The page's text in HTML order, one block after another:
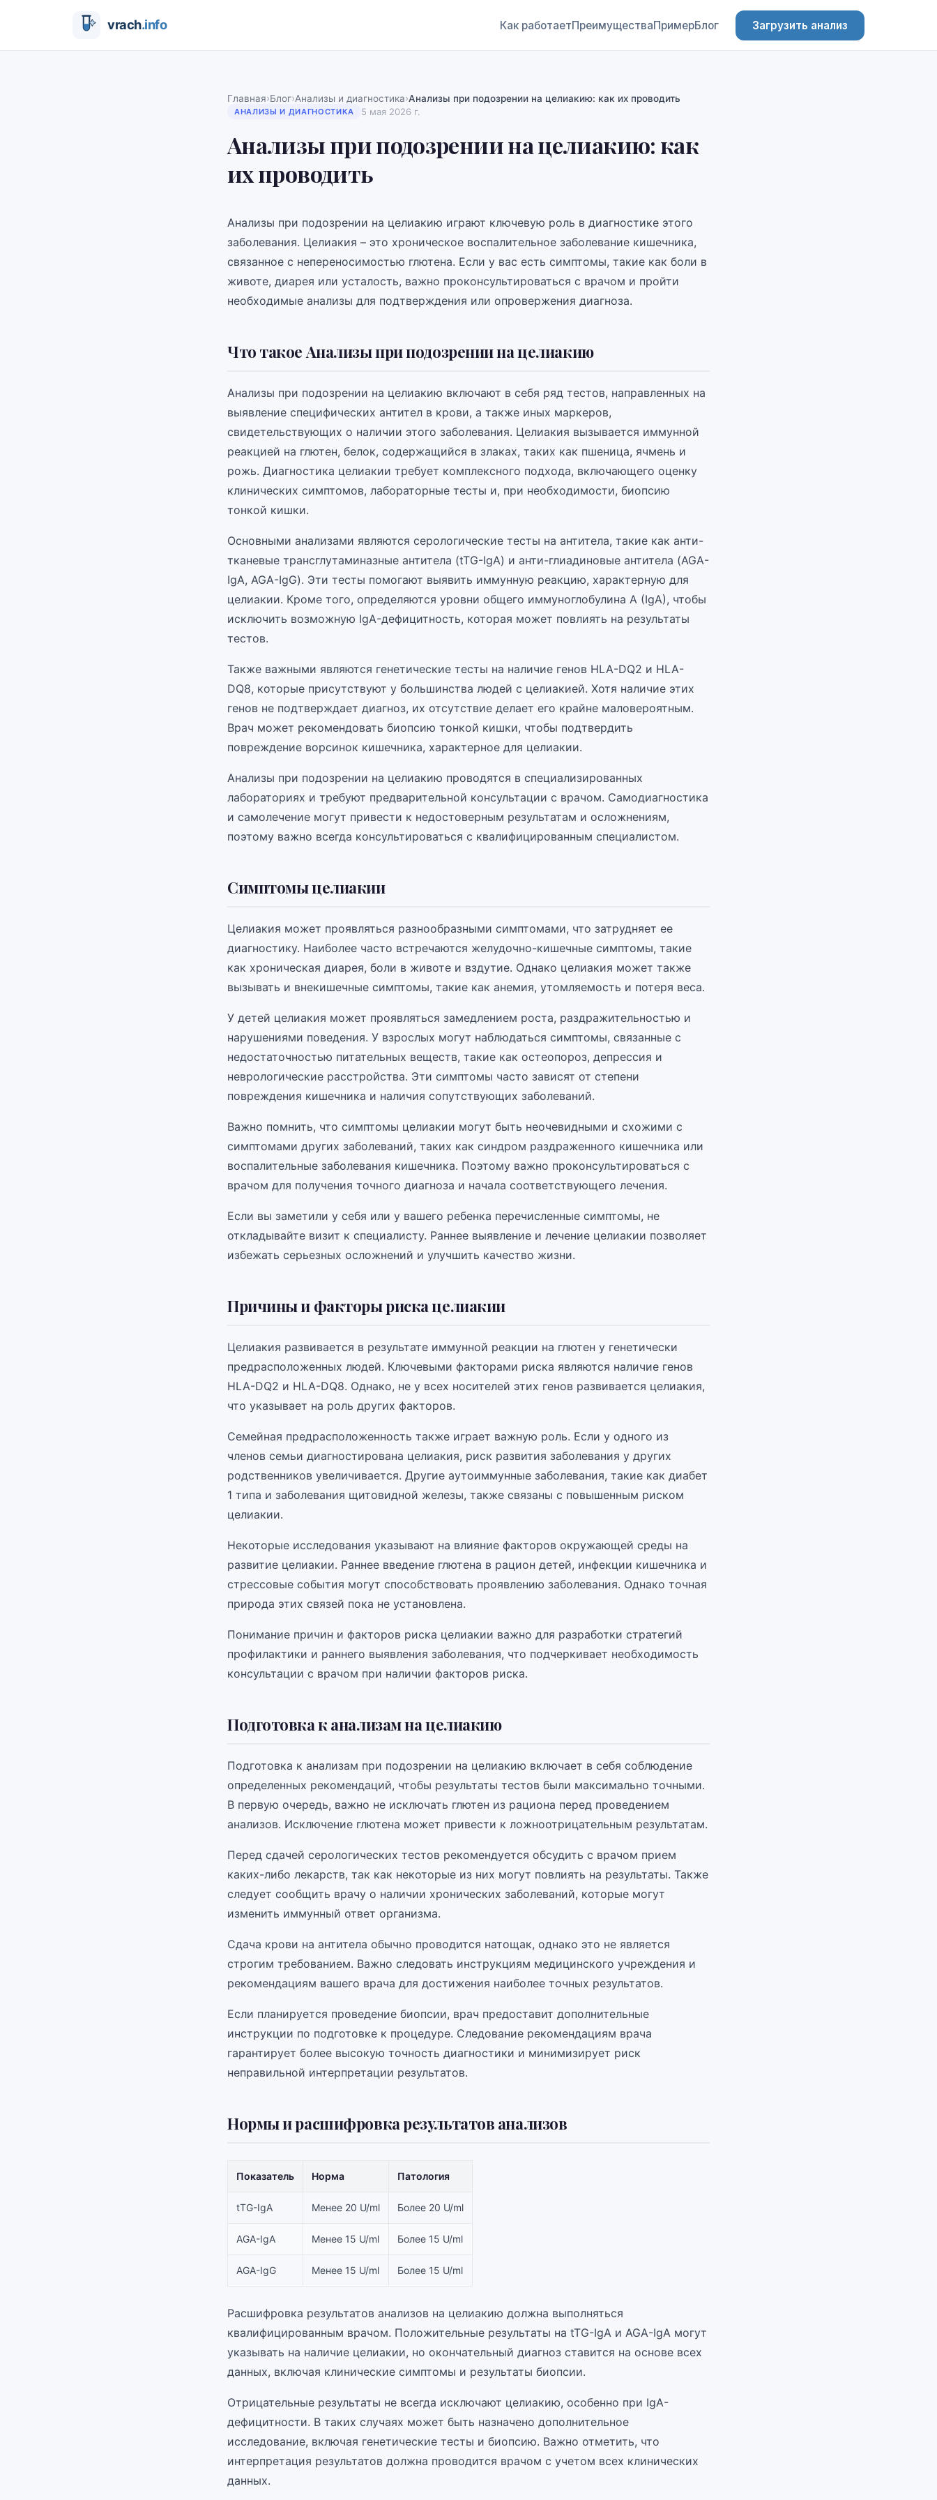
Как работаетПреимуществаПримерБлог Загрузить анализ
Главная›Блог›Анализы и диагностика›Анализы при подозрении на целиакию: как их проводить
АНАЛИЗЫ И ДИАГНОСТИКА 5 мая 2026 г.
Анализы при подозрении на целиакию: как
их проводить
Анализы при подозрении на целиакию играют ключевую роль в диагностике этого
заболевания. Целиакия – это хроническое воспалительное заболевание кишечника,
связанное с непереносимостью глютена. Если у вас есть симптомы, такие как боли в
животе, диарея или усталость, важно проконсультироваться с врачом и пройти
необходимые анализы для подтверждения или опровержения диагноза.
Что такое Анализы при подозрении на целиакию
Анализы при подозрении на целиакию включают в себя ряд тестов, направленных на
выявление специфических антител в крови, а также иных маркеров,
свидетельствующих о наличии этого заболевания. Целиакия вызывается иммунной
реакцией на глютен, белок, содержащийся в злаках, таких как пшеница, ячмень и
рожь. Диагностика целиакии требует комплексного подхода, включающего оценку
клинических симптомов, лабораторные тесты и, при необходимости, биопсию
тонкой кишки.
Основными анализами являются серологические тесты на антитела, такие как анти-
тканевые трансглутаминазные антитела (tTG-IgA) и анти-глиадиновые антитела (AGA-
IgA, AGA-IgG). Эти тесты помогают выявить иммунную реакцию, характерную для
целиакии. Кроме того, определяются уровни общего иммуноглобулина A (IgA), чтобы
исключить возможную IgA-дефицитность, которая может повлиять на результаты
тестов.
Также важными являются генетические тесты на наличие генов HLA-DQ2 и HLA-
DQ8, которые присутствуют у большинства людей с целиакией. Хотя наличие этих
генов не подтверждает диагноз, их отсутствие делает его крайне маловероятным.
Врач может рекомендовать биопсию тонкой кишки, чтобы подтвердить
повреждение ворсинок кишечника, характерное для целиакии.
Анализы при подозрении на целиакию проводятся в специализированных
лабораториях и требуют предварительной консультации с врачом. Самодиагностика
и самолечение могут привести к недостоверным результатам и осложнениям,
поэтому важно всегда консультироваться с квалифицированным специалистом.
Симптомы целиакии
Целиакия может проявляться разнообразными симптомами, что затрудняет ее
диагностику. Наиболее часто встречаются желудочно-кишечные симптомы, такие
как хроническая диарея, боли в животе и вздутие. Однако целиакия может также
вызывать и внекишечные симптомы, такие как анемия, утомляемость и потеря веса.
У детей целиакия может проявляться замедлением роста, раздражительностью и
нарушениями поведения. У взрослых могут наблюдаться симптомы, связанные с
недостаточностью питательных веществ, такие как остеопороз, депрессия и
неврологические расстройства. Эти симптомы часто зависят от степени
повреждения кишечника и наличия сопутствующих заболеваний.
Важно помнить, что симптомы целиакии могут быть неочевидными и схожими с
симптомами других заболеваний, таких как синдром раздраженного кишечника или
воспалительные заболевания кишечника. Поэтому важно проконсультироваться с
врачом для получения точного диагноза и начала соответствующего лечения.
Если вы заметили у себя или у вашего ребенка перечисленные симптомы, не
откладывайте визит к специалисту. Раннее выявление и лечение целиакии позволяет
избежать серьезных осложнений и улучшить качество жизни.
Причины и факторы риска целиакии
Целиакия развивается в результате иммунной реакции на глютен у генетически
предрасположенных людей. Ключевыми факторами риска являются наличие генов
HLA-DQ2 и HLA-DQ8. Однако, не у всех носителей этих генов развивается целиакия,
что указывает на роль других факторов.
Семейная предрасположенность также играет важную роль. Если у одного из
членов семьи диагностирована целиакия, риск развития заболевания у других
родственников увеличивается. Другие аутоиммунные заболевания, такие как диабет
1 типа и заболевания щитовидной железы, также связаны с повышенным риском
целиакии.
Некоторые исследования указывают на влияние факторов окружающей среды на
развитие целиакии. Раннее введение глютена в рацион детей, инфекции кишечника и
стрессовые события могут способствовать проявлению заболевания. Однако точная
природа этих связей пока не установлена.
Понимание причин и факторов риска целиакии важно для разработки стратегий
профилактики и раннего выявления заболевания, что подчеркивает необходимость
консультации с врачом при наличии факторов риска.
Подготовка к анализам на целиакию
Подготовка к анализам при подозрении на целиакию включает в себя соблюдение
определенных рекомендаций, чтобы результаты тестов были максимально точными.
В первую очередь, важно не исключать глютен из рациона перед проведением
анализов. Исключение глютена может привести к ложноотрицательным результатам.
Перед сдачей серологических тестов рекомендуется обсудить с врачом прием
каких-либо лекарств, так как некоторые из них могут повлиять на результаты. Также
следует сообщить врачу о наличии хронических заболеваний, которые могут
изменить иммунный ответ организма.
Сдача крови на антитела обычно проводится натощак, однако это не является
строгим требованием. Важно следовать инструкциям медицинского учреждения и
рекомендациям вашего врача для достижения наиболее точных результатов.
Если планируется проведение биопсии, врач предоставит дополнительные
инструкции по подготовке к процедуре. Следование рекомендациям врача
гарантирует более высокую точность диагностики и минимизирует риск
неправильной интерпретации результатов.
Нормы и расшифровка результатов анализов
Показатель Норма Патология
tTG-IgA Менее 20 U/ml Более 20 U/ml
AGA-IgA Менее 15 U/ml Более 15 U/ml
AGA-IgG Менее 15 U/ml Более 15 U/ml
Расшифровка результатов анализов на целиакию должна выполняться
квалифицированным врачом. Положительные результаты на tTG-IgA и AGA-IgA могут
указывать на наличие целиакии, но окончательный диагноз ставится на основе всех
данных, включая клинические симптомы и результаты биопсии.
Отрицательные результаты не всегда исключают целиакию, особенно при IgA-
дефицитности. В таких случаях может быть назначено дополнительное
исследование, включая генетические тесты и биопсию. Важно отметить, что
интерпретация результатов должна проводится врачом с учетом всех клинических
данных.